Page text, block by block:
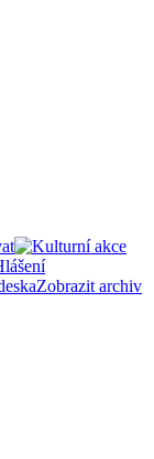
Zobrazit archiv